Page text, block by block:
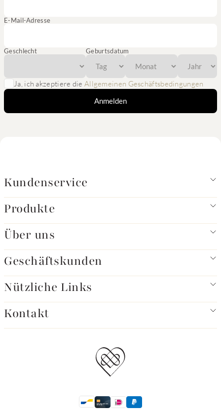
E-Mail-Adresse
Geschlecht Geburtsdatum
Ja, ich akzeptiere die Allgemeinen Geschäftsbedingungen
Anmelden
Kundenservice
Produkte
Über uns
Geschäftskunden
Nützliche Links
Kontakt